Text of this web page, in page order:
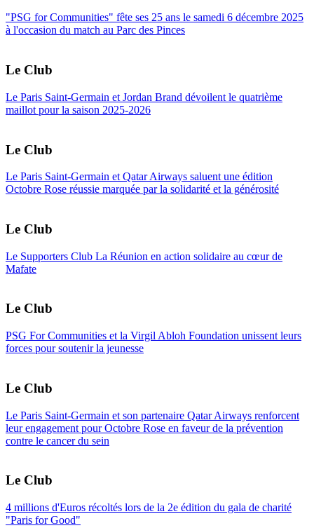
"PSG for Communities" fête ses 25 ans le samedi 6 décembre 2025
à l'occasion du match au Parc des Pinces
Le Club
Le Paris Saint-Germain et Jordan Brand dévoilent le quatrième
maillot pour la saison 2025-2026
Le Club
Le Paris Saint-Germain et Qatar Airways saluent une édition
Octobre Rose réussie marquée par la solidarité et la générosité
Le Club
Le Supporters Club La Réunion en action solidaire au cœur de
Mafate
Le Club
PSG For Communities et la Virgil Abloh Foundation unissent leurs
forces pour soutenir la jeunesse
Le Club
Le Paris Saint-Germain et son partenaire Qatar Airways renforcent
leur engagement pour Octobre Rose en faveur de la prévention
contre le cancer du sein
Le Club
4 millions d'Euros récoltés lors de la 2e édition du gala de charité
"Paris for Good"